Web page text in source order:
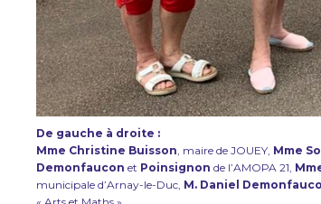
De gauche à droite :
Mme Christine Buisson , maire de JOUEY, Mme
Demonfaucon et Poinsignon de l’AMOPA 21,
municipale d’Arnay-le-Duc, M. Daniel